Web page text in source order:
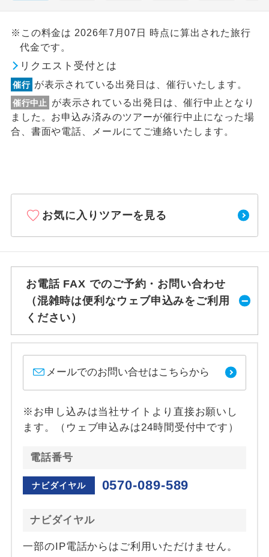
※この料金は 2026年7月07日 時点に算出された旅行
代金です。
リクエスト受付とは
催行 が表示されている出発日は、催行いたします。
催行中止
が表示されている出発日は、催行中止となり
ました。お申込み済みのツアーが催行中止になった場
合、書面や電話、メールにてご連絡いたします。
お気に入りツアーを見る
お電話 FAX でのご予約・お問い合わせ
（混雑時は便利なウェブ申込みをご利用
ください）
メールでのお問い合せはこちらから
※お申し込みは当社サイトより直接お願いし
ます。（ウェブ申込みは24時間受付中です）
電話番号
ナビダイヤル 0570-089-589
ナビダイヤル
一部のIP電話からはご利用いただけません。